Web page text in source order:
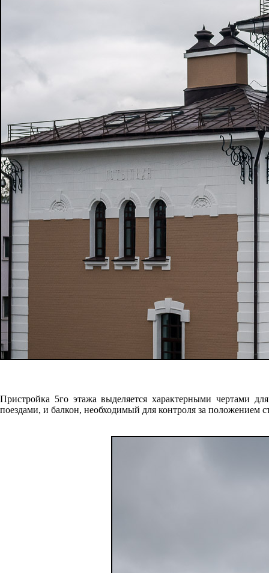
Пристройка 5го этажа выделяется характерными чертами
поездами, и балкон, необходимый для контроля за положением